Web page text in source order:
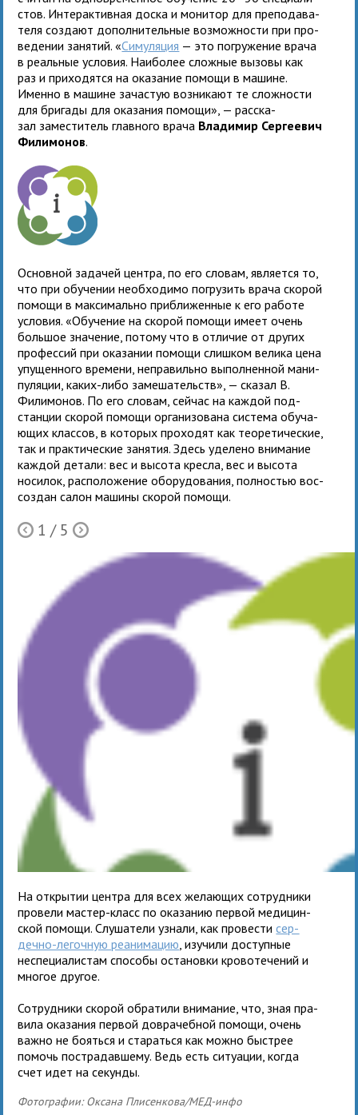
стов. Интерактив­ная доска и мони­тор для пре­по­да­ва­
теля создают допол­ни­тель­ные воз­мож­но­сти при про­
ве­де­нии заня­тий. «Симуляция — это погру­же­ние врача
в реаль­ные усло­вия. Наиболее слож­ные вызовы как
раз и при­хо­дятся на ока­за­ние помощи в машине.
Именно в машине зача­стую воз­ни­кают те слож­но­сти
для бригады для ока­за­ния помощи», — расска­
зал заместитель главного врача Владимир Сергеевич
Филимонов.
Основной зада­чей цен­тра, по его словам, является то,
что при обу­че­нии необ­хо­димо погру­зить врача ско­рой
помощи в мак­си­мально при­бли­жен­ные к его работе
усло­вия. «Обучение на ско­рой помощи имеет очень
боль­шое зна­че­ние, потому что в отли­чие от дру­гих
про­фес­сий при ока­за­нии помощи слиш­ком велика цена
упу­щен­ного вре­мени, непра­вильно выпол­нен­ной мани­
пу­ля­ции, каких-либо заме­ша­тельств», — сказал В.
Филимонов. По его сло­вам, сей­час на каж­дой под­
стан­ции ско­рой помощи орга­ни­зо­вана система обу­ча­
ю­щих клас­сов, в кото­рых про­хо­дят как тео­ре­ти­че­ские,
так и прак­ти­че­ские заня­тия. Здесь уде­лено вни­ма­ние
каж­дой детали: вес и высота кресла, вес и высота
носи­лок, рас­по­ло­же­ние обо­ру­до­ва­ния, пол­но­стью вос­
со­здан салон машины ско­рой помощи.
Ò 1 / 5Õ
На откры­тии цен­тра для всех жела­ю­щих сотруд­ники
про­вели мастер-класс по ока­за­нию пер­вой меди­цин­
ской помощи. Слушатели узнали, как про­ве­стисер­
дечно-легоч­ную реани­ма­цию , изу­чили доступ­ные
неспе­ци­а­ли­стам спо­собы оста­новки кро­во­те­че­ний и
многое другое.
Сотрудники ско­рой обра­тили вни­ма­ние, что, зная пра­
вила ока­за­ния пер­вой доврачебной помощи, очень
важно не бояться и ста­раться как можно быст­рее
помочь постра­дав­шему. Ведь есть ситу­а­ции, когда
счет идет на секунды.
Фотографии: Оксана Плисенкова/МЕД-инфо